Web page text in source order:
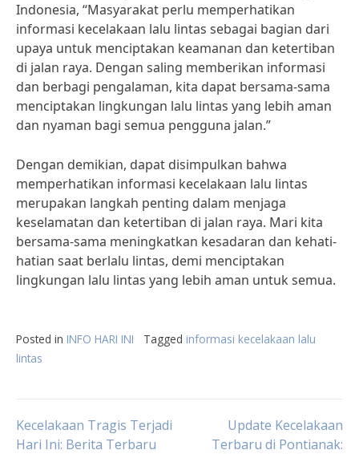
Indonesia, “Masyarakat perlu memperhatikan
informasi kecelakaan lalu lintas sebagai bagian dari
upaya untuk menciptakan keamanan dan ketertiban
di jalan raya. Dengan saling memberikan informasi
dan berbagi pengalaman, kita dapat bersama-sama
menciptakan lingkungan lalu lintas yang lebih aman
dan nyaman bagi semua pengguna jalan.”
Dengan demikian, dapat disimpulkan bahwa
memperhatikan informasi kecelakaan lalu lintas
merupakan langkah penting dalam menjaga
keselamatan dan ketertiban di jalan raya. Mari kita
bersama-sama meningkatkan kesadaran dan kehati-
hatian saat berlalu lintas, demi menciptakan
lingkungan lalu lintas yang lebih aman untuk semua.
Posted in INFO HARI INI Tagged informasi kecelakaan lalu
lintas
Post
Kecelakaan Tragis Terjadi
Hari Ini: Berita Terbaru
Update Kecelakaan
Terbaru di Pontianak: